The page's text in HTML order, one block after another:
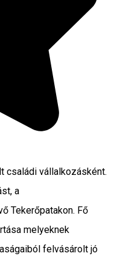
családi vállalkozásként.
a
Tekerőpatakon. Fő
melyeknek
felvásárolt jó